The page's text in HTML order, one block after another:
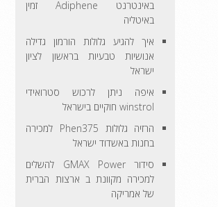
באינטרנט Adiphene זמין
באיטליה
איך להגיע גלולות הורמון גדילה
אנושיות טבעיות בראשון לציון
ישראל
איפה ניתן לרכוש סטרואידי
winstrol חוקיים בישראל
הרזיה גלולות Phen375 למכירה
בחנות באשדוד ישראל
סידור GMAX Power להשלים
למכירה מקוונת ב ארצות הברית
של אמריקה